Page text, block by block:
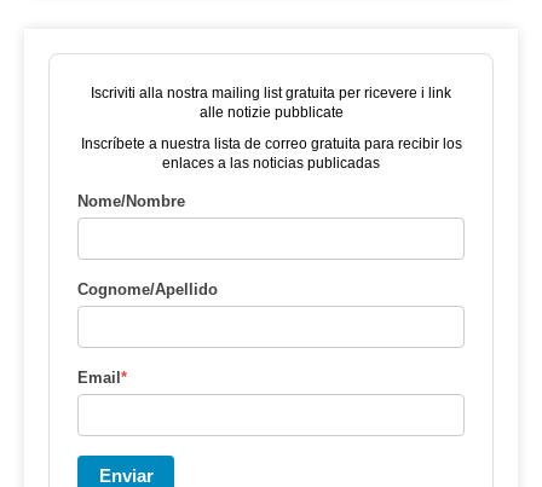
Iscriviti alla nostra mailing list gratuita per ricevere i link
alle notizie pubblicate
Inscríbete a nuestra lista de correo gratuita para recibir los
enlaces a las noticias publicadas
Nome/Nombre
Cognome/Apellido
Email*
Enviar